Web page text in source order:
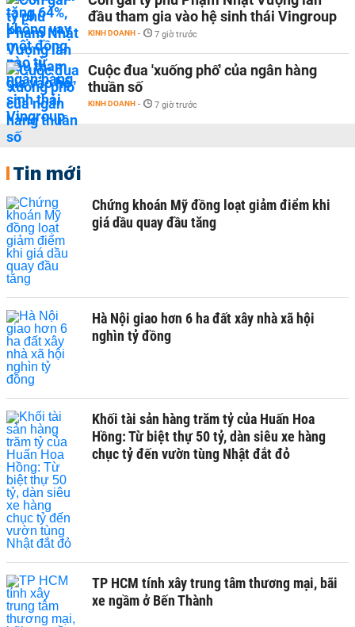
đầu tham gia vào hệ sinh thái Vingroup
KINH DOANH - 7 giờ trước
Cuộc đua 'xuống phố' của ngân hàng
thuần số
KINH DOANH - 7 giờ trước
Tin mới
Chứng khoán Mỹ đồng loạt giảm điểm khi
giá dầu quay đầu tăng
Hà Nội giao hơn 6 ha đất xây nhà xã hội
nghìn tỷ đồng
Khối tài sản hàng trăm tỷ của Huấn Hoa
Hồng: Từ biệt thự 50 tỷ, dàn siêu xe hàng
chục tỷ đến vườn tùng Nhật đắt đỏ
TP HCM tính xây trung tâm thương mại, bãi
xe ngầm ở Bến Thành